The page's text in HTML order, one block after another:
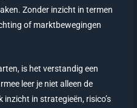
Zonder inzicht in termen
of marktbewegingen
is het verstandig een
leer je niet alleen de
inzicht in strategieën, risico’s